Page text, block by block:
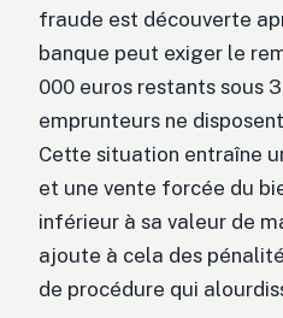
fraude est découverte
banque peut exiger le
000 euros restants sous
emprunteurs ne
Cette situation entraîne
et une vente forcée du
inférieur à sa valeur de
ajoute à cela des
de procédure qui